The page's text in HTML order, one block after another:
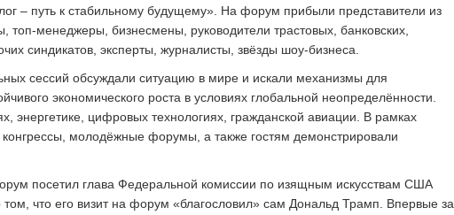
– путь к стабильному будущему». На форум прибыли представители из
топ-менеджеры, бизнесмены, руководители трастовых, банковских,
синдикатов, эксперты, журналисты, звёзды шоу-бизнеса.
сессий обсуждали ситуацию в мире и искали механизмы для
экономического роста в условиях глобальной неопределённости.
энергетике, цифровых технологиях, гражданской авиации. В рамках
молодёжные форумы, а также гостям демонстрировали
посетил глава Федеральной комиссии по изящным искусствам США
что его визит на форум «благословил» сам Дональд Трамп. Впервые за